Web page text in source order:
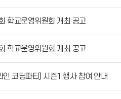
학교운영위원회 개최 공고
학교운영위원회 개최 공고
코딩파티) 시즌1 행사 참여 안내